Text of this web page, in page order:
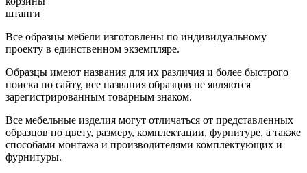
штанги
Все образцы мебели изготовлены по индивидуальному
проекту в единственном экземпляре.
Образцы имеют названия для их различия и более быстрого
поиска по сайту, все названия образцов не являются
зарегистрированным товарным знаком.
Все мебельные изделия могут отличаться от представленных
образцов по цвету, размеру, комплектации, фурнитуре, а также
способами монтажа и производителями комплектующих и
фурнитуры.